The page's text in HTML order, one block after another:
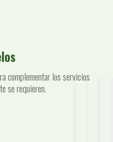
complementar los servicios
se requieren.